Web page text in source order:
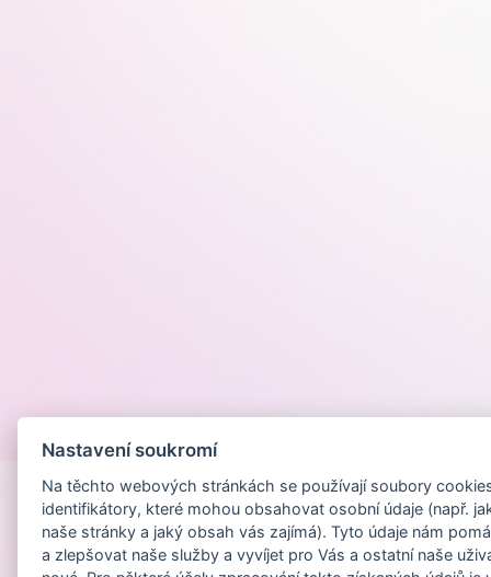
Nastavení soukromí
Na těchto webových stránkách se používají soubory
identifikátory, které mohou obsahovat osobní údaje (např.
naše stránky a jaký obsah vás zajímá). Tyto údaje nám
a zlepšovat naše služby a vyvíjet pro Vás a ostatní naše